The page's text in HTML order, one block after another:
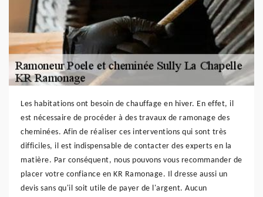
Les habitations ont besoin de chauffage en hiver. En effet, il
est nécessaire de procéder à des travaux de ramonage des
cheminées. Afin de réaliser ces interventions qui sont très
difficiles, il est indispensable de contacter des experts en la
matière. Par conséquent, nous pouvons vous recommander de
placer votre confiance en KR Ramonage. Il dresse aussi un
devis sans qu'il soit utile de payer de l'argent. Aucun